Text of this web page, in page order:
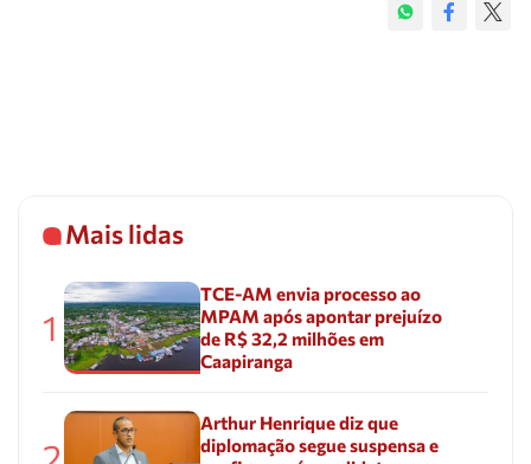
Mais lidas
1
TCE-AM envia processo ao
MPAM após apontar prejuízo
de R$ 32,2 milhões em
Caapiranga
Arthur Henrique diz que
diplomação segue suspensa e